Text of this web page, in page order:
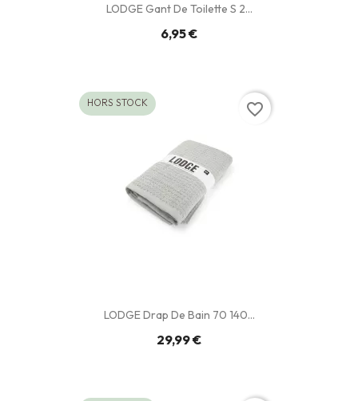
LODGE Gant De Toilette S 2...
6,95 €
LODGE Drap De Bain 70 140...
29,99 €
HORS STOCK favorite_border